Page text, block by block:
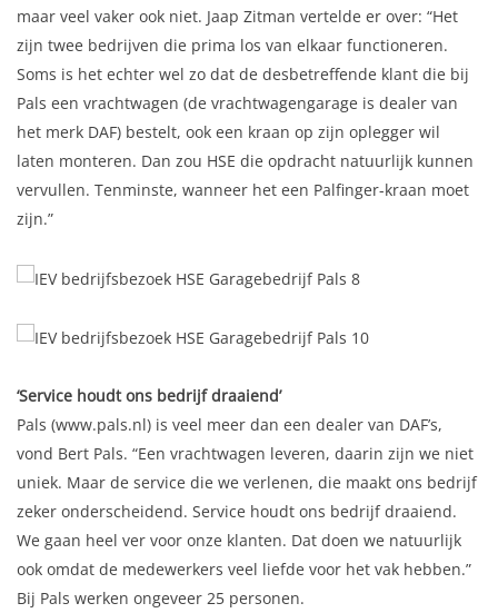
maar veel vaker ook niet. Jaap Zitman vertelde er over: “Het
zijn twee bedrijven die prima los van elkaar functioneren.
Soms is het echter wel zo dat de desbetreffende klant die bij
Pals een vrachtwagen (de vrachtwagengarage is dealer van
het merk DAF) bestelt, ook een kraan op zijn oplegger wil
laten monteren. Dan zou HSE die opdracht natuurlijk kunnen
vervullen. Tenminste, wanneer het een Palfinger-kraan moet
zijn.”
‘Service houdt ons bedrijf draaiend’
Pals (www.pals.nl) is veel meer dan een dealer van DAF’s,
vond Bert Pals. “Een vrachtwagen leveren, daarin zijn we niet
uniek. Maar de service die we verlenen, die maakt ons bedrijf
zeker onderscheidend. Service houdt ons bedrijf draaiend.
We gaan heel ver voor onze klanten. Dat doen we natuurlijk
ook omdat de medewerkers veel liefde voor het vak hebben.”
Bij Pals werken ongeveer 25 personen.